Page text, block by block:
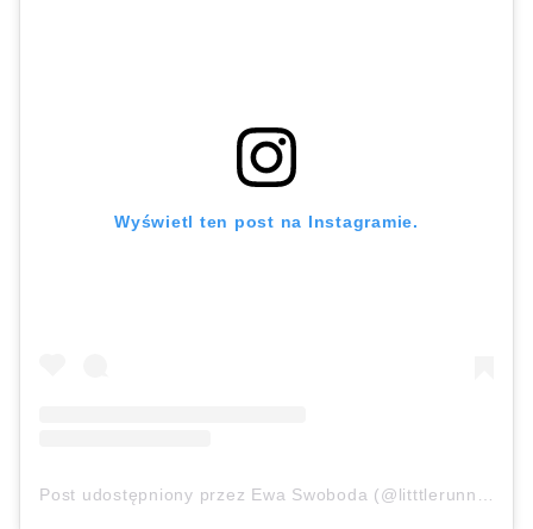
Wyświetl ten post na Instagramie.
Post udostępniony przez Ewa Swoboda (@litttlerunner)